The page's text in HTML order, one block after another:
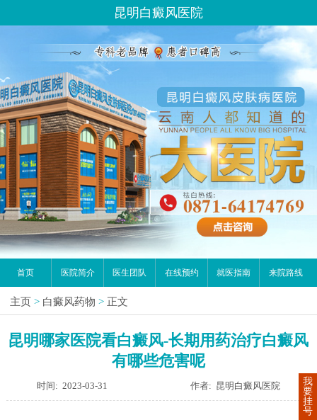
昆明白癜风医院
首页 医院简介 医生团队 在线预约 就医指南 来院路线
主页 > 白癜风药物 > 正文
昆明哪家医院看白癜风-长期用药治疗白癜风
有哪些危害呢
时间: 2023-03-31 作者: 昆明白癜风医院
我
要
挂
号